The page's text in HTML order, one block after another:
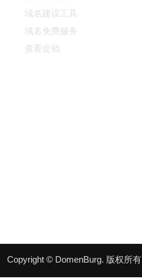
域名建议工具
域名免费服务
查看促销
Copyright © DomenBurg. 版权所有